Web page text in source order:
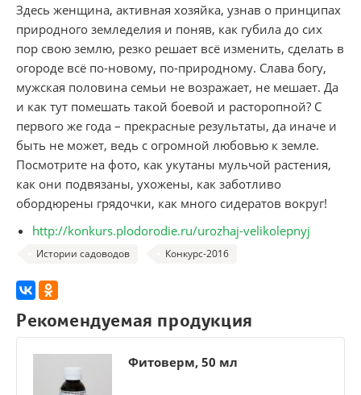
Здесь женщина, активная хозяйка, узнав о принципах
природного земледелия и поняв, как губила до сих
пор свою землю, резко решает всё изменить, сделать в
огороде всё по-новому, по-природному. Слава богу,
мужская половина семьи не возражает, не мешает. Да
и как тут помешать такой боевой и расторопной? С
первого же года – прекрасные результаты, да иначе и
быть не может, ведь с огромной любовью к земле.
Посмотрите на фото, как укутаны мульчой растения,
как они подвязаны, ухожены, как заботливо
обордюрены грядочки, как много сидератов вокруг!
http://konkurs.plodorodie.ru/urozhaj-velikolepnyj
Истории садоводов Конкурс-2016
Рекомендуемая продукция
Фитоверм, 50 мл